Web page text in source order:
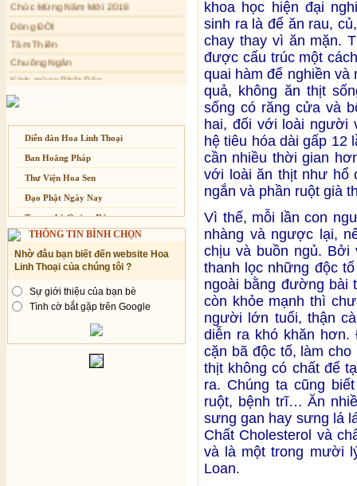
Nỗi lòng của các bệnh nhân nghèo
An Giang: Tịnh thất Quy Nguyên
dành cho Người bận rộn
Dòng ĐỜI
Tâm Thiền
Chuông Ngân
Kính mừng Phật Đản
Anh không chết đâu em
Kiếp này
Diễn đàn Hoa Linh Thoại
Ban Hoằng Pháp
Thư Viện Hoa Sen
Đạo Phật Ngày Nay
Trang nhà Quảng Đức
Báo Giác Ngộ
Vesak 2014
THÔNG TIN BÌNH CHỌN
Nhờ đâu bạn biết đến website Hoa
Linh Thoại của chúng tôi ?
Sự giới thiệu của bạn bè
Tình cờ bắt gặp trên Google
khoa học hiện đại
sinh ra là để ăn rau,
chay thay vì ăn mặn.
được cấu trúc một
quai hàm để nghiền và
quả, không ăn thịt
sống có răng cửa và
hai, đối với loài người
hệ tiêu hóa dài gấp 12
cần nhiều thời gian
với loài ăn thịt như hổ
ngắn và phần ruột già
Vì thế, mỗi lần con
nhàng và ngược lại,
chịu và buồn ngủ. Bởi
thanh lọc những độc
ngoài bằng đường bài
còn khỏe mạnh thì
người lớn tuổi, thận
diễn ra khó khăn hơn.
cặn bã độc tố, làm
thịt không có chất để
ra. Chúng ta cũng
ruột, bệnh trĩ… Ăn
sưng gan hay sưng lá
Chất Cholesterol và
và là một trong mười
Loan.